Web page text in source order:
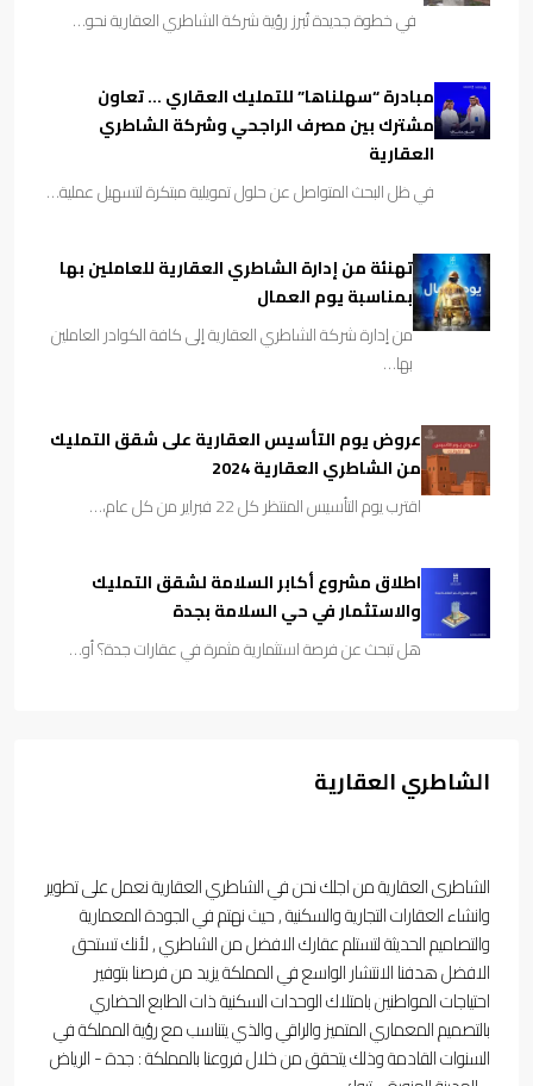
في خطوة جديدة تُبرز رؤية شركة الشاطري العقارية نحو…
مبادرة “سهلناها” للتمليك العقاري … تعاون
مشترك بين مصرف الراجحي وشركة الشاطري
العقارية
في ظل البحث المتواصل عن حلول تمويلية مبتكرة لتسهيل عملية…
تهنئة من إدارة الشاطري العقارية للعاملين بها
بمناسبة يوم العمال
من إدارة شركة الشاطري العقارية إلى كافة الكوادر العاملين
بها…
عروض يوم التأسيس العقارية على شقق التمليك
من الشاطري العقارية 2024
اقترب يوم التأسيس المنتظر كل 22 فبراير من كل عام،…
اطلاق مشروع أكابر السلامة لشقق التمليك
والاستثمار في حي السلامة بجدة
هل تبحث عن فرصة استثمارية مثمرة في عقارات جدة؟ أو…
الشاطري العقارية
الشاطرى العقارية من اجلك نحن في الشاطري العقارية نعمل على تطوير
وانشاء العقارات التجارية والسكنية , حيث نهتم في الجودة المعمارية
والتصاميم الحديثة لتستلم عقارك الافضل من الشاطري , لأنك تستحق
الافضل هدفنا الانتشار الواسع في المملكة يزيد من فرصنا بتوفير
احتياجات المواطنين بامتلاك الوحدات السكنية ذات الطابع الحضاري
بالتصميم المعماري المتميز والراقي والذي يتناسب مع رؤية المملكة في
السنوات القادمة وذلك يتحقق من خلال فروعنا بالمملكة : جدة - الرياض